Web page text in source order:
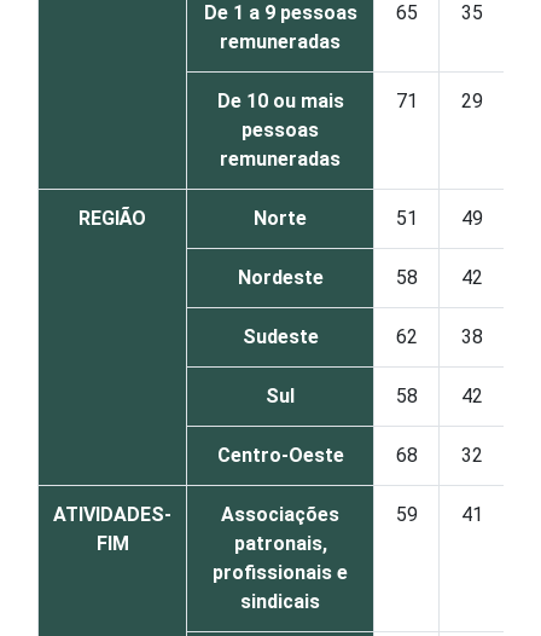
De 1 a 9 pessoas
remuneradas
65 35
De 10 ou mais
pessoas
remuneradas
71 29
REGIÃO Norte 51 49
Nordeste 58 42
Sudeste 62 38
Sul 58 42
Centro-Oeste 68 32
ATIVIDADES-
FIM
Associações
patronais,
profissionais e
sindicais
59 41